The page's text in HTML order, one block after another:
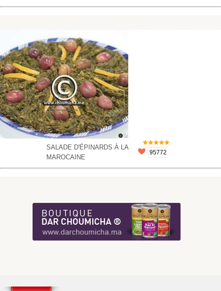
SALADE D'ÉPINARDS À LA
MAROCAINE
95772